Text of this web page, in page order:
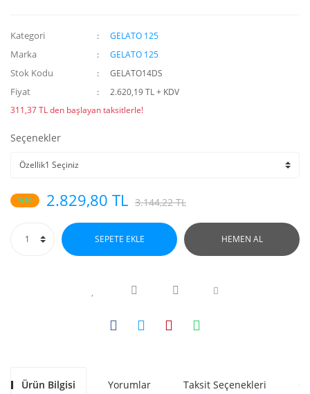
Kategori GELATO 125
Marka GELATO 125
Stok Kodu GELATO14DS
Fiyat
2.620,19 TL + KDV
311,37 TL den başlayan taksitlerle!
Seçenekler
%10 2.829,80 TL 3.144,22 TL
SEPETE EKLE HEMEN AL
Ürün Bilgisi Yorumlar Taksit Seçenekleri